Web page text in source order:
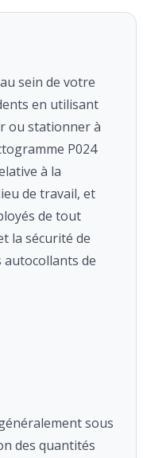
sein de votre
en utilisant
ou stationner à
P024
à la
de travail, et
de tout
la sécurité de
de
sous
des quantités